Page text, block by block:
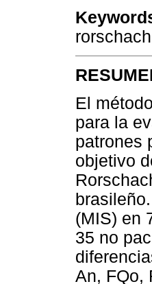
El
para la
patrones
objetivo
(MIS) en
35 no
An, FQo,